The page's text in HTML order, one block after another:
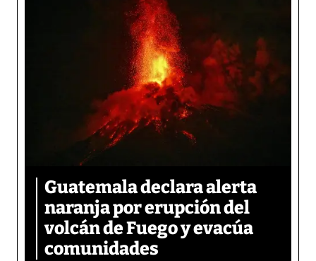
Guatemala declara alerta
naranja por erupción del
volcán de Fuego y evacúa
comunidades